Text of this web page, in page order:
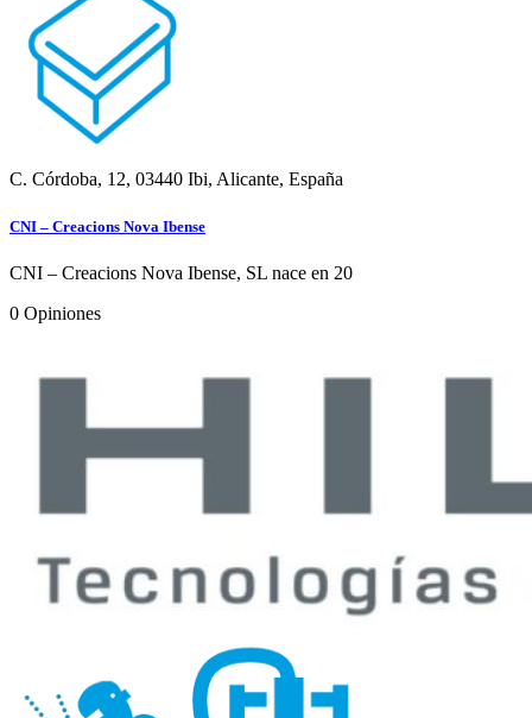
C. Córdoba, 12, 03440 Ibi, Alicante, España
CNI – Creacions Nova Ibense
CNI – Creacions Nova Ibense, SL nace en 20
0 Opiniones